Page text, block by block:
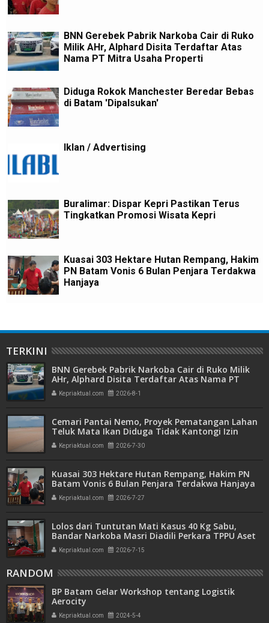
BNN Gerebek Pabrik Narkoba Cair di Ruko
Milik AHr, Alphard Disita Terdaftar Atas
Nama PT Mitra Usaha Properti
Diduga Rokok Manchester Beredar Bebas
di Batam 'Dipalsukan'
Iklan / Advertising
Buralimar: Dispar Kepri Pastikan Terus
Tingkatkan Promosi Wisata Kepri
Kuasai 303 Hektare Hutan Rempang, Hakim
PN Batam Vonis 6 Bulan Penjara Terdakwa
Hanjaya
TERKINI
BNN Gerebek Pabrik Narkoba Cair di Ruko Milik
AHr, Alphard Disita Terdaftar Atas Nama PT
Mitra Usaha Properti
Kepriaktual.com 2026-8-1
Cemari Pantai Nemo, Proyek Pematangan Lahan
Teluk Mata Ikan Diduga Tidak Kantongi Izin
Amdal
Kepriaktual.com 2026-7-30
Kuasai 303 Hektare Hutan Rempang, Hakim PN
Batam Vonis 6 Bulan Penjara Terdakwa Hanjaya
Kepriaktual.com 2026-7-27
Lolos dari Tuntutan Mati Kasus 40 Kg Sabu,
Bandar Narkoba Masri Diadili Perkara TPPU Aset
Miliaran
Kepriaktual.com 2026-7-15
RANDOM
BP Batam Gelar Workshop tentang Logistik
Aerocity
Kepriaktual.com 2024-5-4